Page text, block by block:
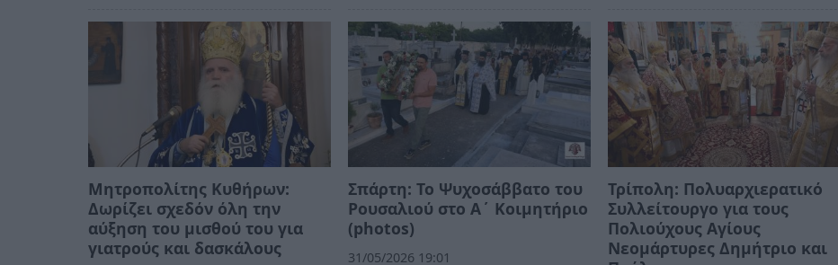
Μητροπολίτης Κυθήρων:
Δωρίζει σχεδόν όλη την
αύξηση του μισθού του για
γιατρούς και δασκάλους
Σπάρτη: Το Ψυχοσάββατο του
Ρουσαλιού στο Α΄ Κοιμητήριο
(photos)
31/05/2026 19:01
Τρίπολη: Πολυαρχιερατικό
Συλλείτουργο για τους
Πολιούχους Αγίους
Νεομάρτυρες Δημήτριο και